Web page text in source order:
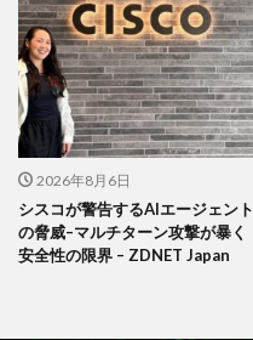
2026年8月6日
シスコが警告するAIエージェント
の脅威–マルチターン攻撃が暴く
安全性の限界 – ZDNET Japan